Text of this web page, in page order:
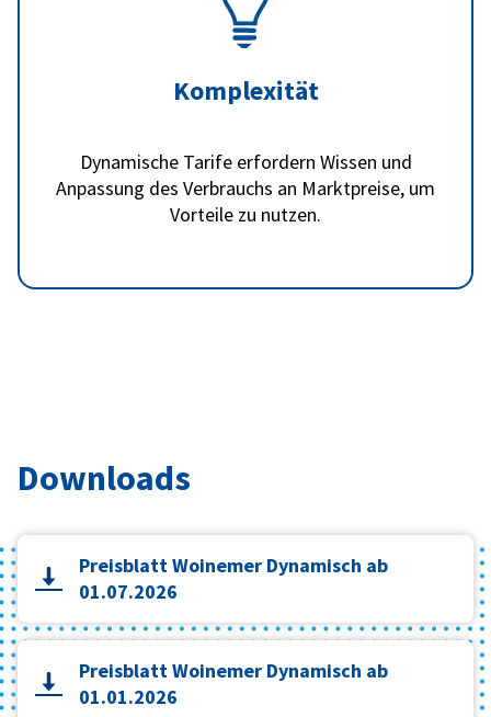
Komplexität
Dynamische Tarife erfordern Wissen und
Anpassung des Verbrauchs an Marktpreise, um
Vorteile zu nutzen.
Downloads
Preisblatt Woinemer Dynamisch ab
01.07.2026
Preisblatt Woinemer Dynamisch ab
01.01.2026